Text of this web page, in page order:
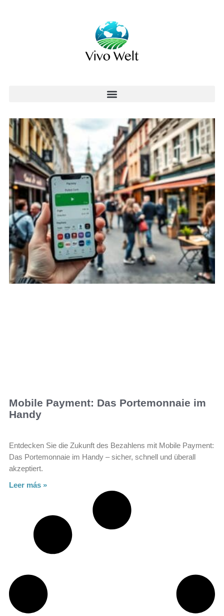
Mobile Payment: Das Portemonnaie im
Handy
Entdecken Sie die Zukunft des Bezahlens mit Mobile Payment:
Das Portemonnaie im Handy – sicher, schnell und überall
akzeptiert.
Leer más »